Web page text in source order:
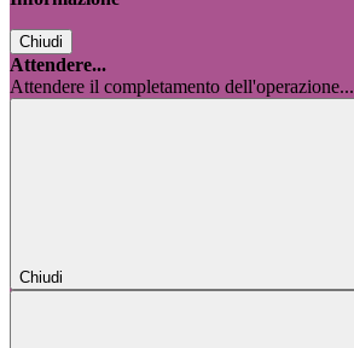
Chiudi
Attendere...
Attendere il completamento dell'operazione...
Chiudi